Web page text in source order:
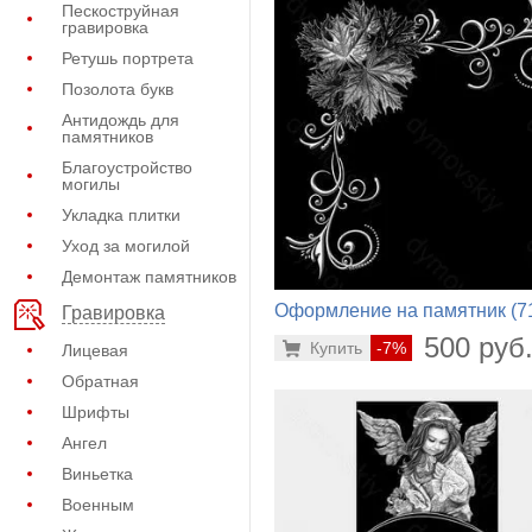
Пескоструйная
гравировка
Ретушь портрета
Позолота букв
Антидождь для
памятников
Благоустройство
могилы
Укладка плитки
Уход за могилой
Демонтаж памятников
Гравировка
Лицевая
Обратная
Шрифты
Ангел
Виньетка
Военным
Оформление на памятник
-7% 500 руб.
Купить